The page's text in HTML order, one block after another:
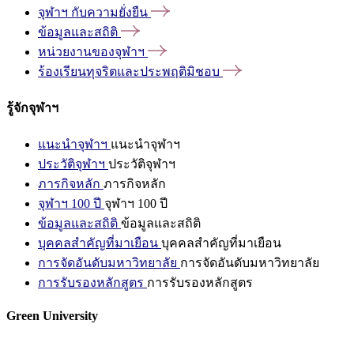
จุฬาฯ กับความยั่งยืน
ข้อมูลและสถิติ
หน่วยงานของจุฬาฯ
ร้องเรียนทุจริตและประพฤติมิชอบ
รู้จักจุฬาฯ
แนะนำจุฬาฯ แนะนำจุฬาฯ
ประวัติจุฬาฯ ประวัติจุฬาฯ
ภารกิจหลัก ภารกิจหลัก
จุฬาฯ 100 ปี จุฬาฯ 100 ปี
ข้อมูลและสถิติ ข้อมูลและสถิติ
บุคคลสำคัญที่มาเยือน บุคคลสำคัญที่มาเยือน
การจัดอันดับมหาวิทยาลัย การจัดอันดับมหาวิทยาลัย
การรับรองหลักสูตร การรับรองหลักสูตร
Green University